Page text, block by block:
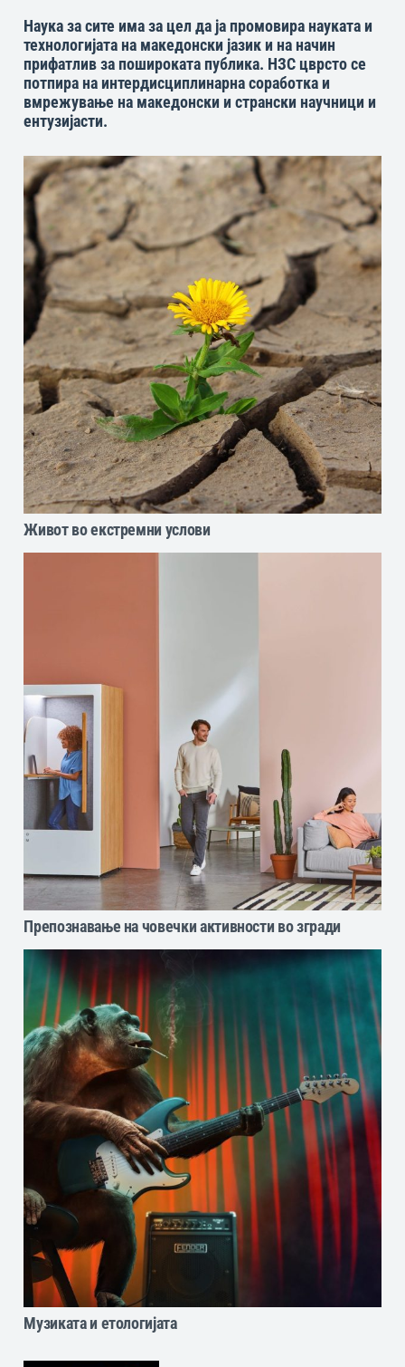
Наука за сите има за цел да ја промовира науката и
технологијата на македонски јазик и на начин
прифатлив за пошироката публика. НЗС цврсто се
потпира на интердисциплинарна соработка и
вмрежување на македонски и странски научници и
ентузијасти.
Живот во екстремни услови
Препознавање на човечки активности во згради
Музиката и етологијата